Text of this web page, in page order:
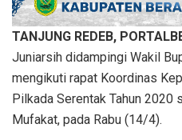
TANJUNG REDEB,
Juniarsih didampingi Wakil
mengikuti rapat Koordinas
Pilkada Serentak Tahun 2020
Mufakat, pada Rabu (14/4).